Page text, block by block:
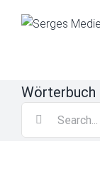
Wörterbuch
for: